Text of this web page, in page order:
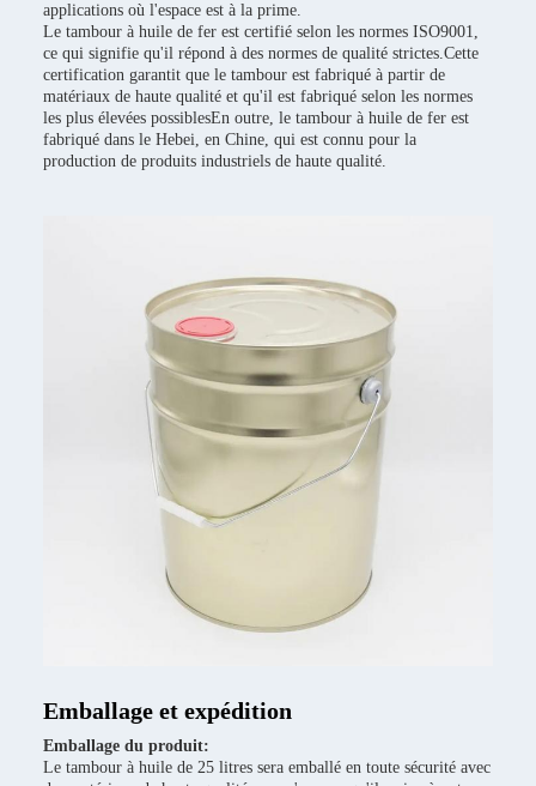
applications où l'espace est à la prime.
Le tambour à huile de fer est certifié selon les normes ISO9001,
ce qui signifie qu'il répond à des normes de qualité strictes.Cette
certification garantit que le tambour est fabriqué à partir de
matériaux de haute qualité et qu'il est fabriqué selon les normes
les plus élevées possiblesEn outre, le tambour à huile de fer est
fabriqué dans le Hebei, en Chine, qui est connu pour la
production de produits industriels de haute qualité.
Emballage et expédition
Emballage du produit:
Le tambour à huile de 25 litres sera emballé en toute sécurité avec